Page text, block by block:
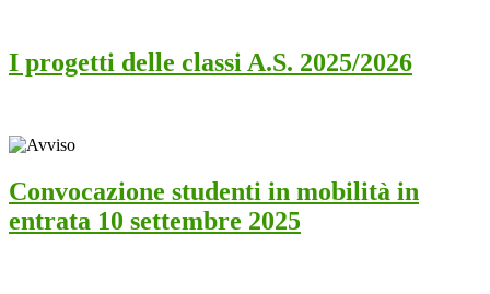
I progetti delle classi A.S. 2025/2026
Convocazione studenti in mobilità in
entrata 10 settembre 2025